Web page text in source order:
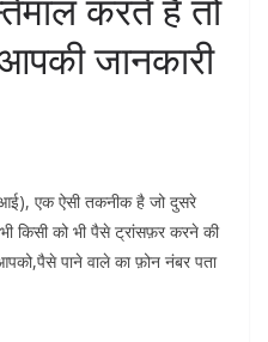
जानकारी
एक ऐसी तकनीक है जो दुसरे
किसी को भी पैसे ट्रांसफ़र करने की
पाने वाले का फ़ोन नंबर पता